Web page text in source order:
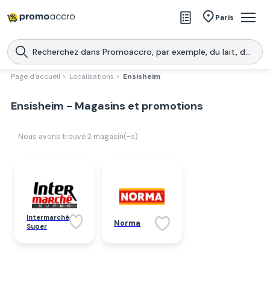
Paris
Magasins
Produits
Promoaccro
l'application
Page d'accueil > Localisations > Ensisheim
Ensisheim - Magasins et promotions
Nous avons trouvé 2 magasin(-s)
Intermarché
Super
Norma